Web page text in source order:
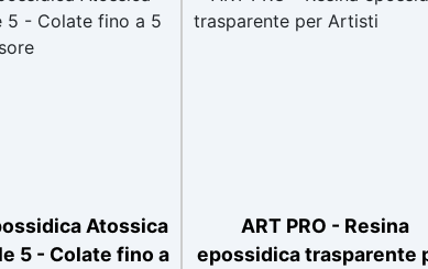
Atossica
5 - Colate fino a
ART PRO - Resina
epossidica trasparente